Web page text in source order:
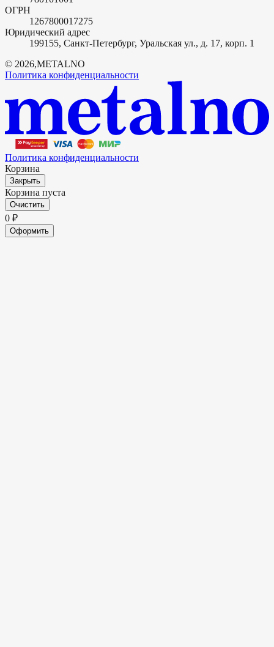
ОГРН
1267800017275
Юридический адрес
199155, Санкт-Петербург, Уральская ул., д. 17, корп. 1
© 2026,METALNO
Политика конфиденциальности
Политика конфиденциальности
Корзина
Закрыть
Корзина пуста
Очистить
0 ₽
Оформить